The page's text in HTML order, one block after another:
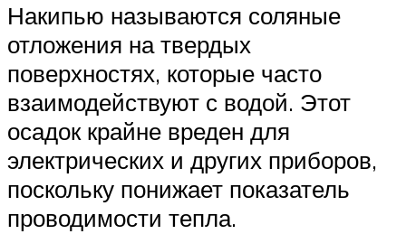
Накипью называются соляные
отложения на твердых
поверхностях, которые часто
взаимодействуют с водой. Этот
осадок крайне вреден для
электрических и других приборов,
поскольку понижает показатель
проводимости тепла.